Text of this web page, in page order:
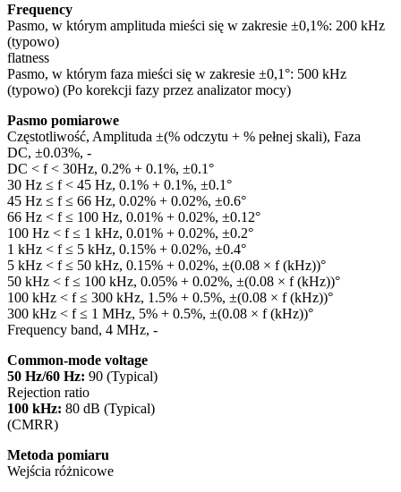
Frequency
Pasmo, w którym amplituda mieści się w zakresie ±0,1%: 200 kHz
(typowo)
flatness
Pasmo, w którym faza mieści się w zakresie ±0,1°: 500 kHz
(typowo) (Po korekcji fazy przez analizator mocy)
Pasmo pomiarowe
Częstotliwość, Amplituda ±(% odczytu + % pełnej skali), Faza
DC, ±0.03%, -
DC < f < 30Hz, 0.2% + 0.1%, ±0.1°
30 Hz ≤ f < 45 Hz, 0.1% + 0.1%, ±0.1°
45 Hz ≤ f ≤ 66 Hz, 0.02% + 0.02%, ±0.6°
66 Hz < f ≤ 100 Hz, 0.01% + 0.02%, ±0.12°
100 Hz < f ≤ 1 kHz, 0.01% + 0.02%, ±0.2°
1 kHz < f ≤ 5 kHz, 0.15% + 0.02%, ±0.4°
5 kHz < f ≤ 50 kHz, 0.15% + 0.02%, ±(0.08 × f (kHz))°
50 kHz < f ≤ 100 kHz, 0.05% + 0.02%, ±(0.08 × f (kHz))°
100 kHz < f ≤ 300 kHz, 1.5% + 0.5%, ±(0.08 × f (kHz))°
300 kHz < f ≤ 1 MHz, 5% + 0.5%, ±(0.08 × f (kHz))°
Frequency band, 4 MHz, -
Common-mode voltage
50 Hz/60 Hz: 90 (Typical)
Rejection ratio
100 kHz: 80 dB (Typical)
(CMRR)
Metoda pomiaru
Wejścia różnicowe